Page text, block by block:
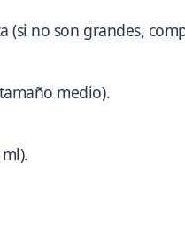
(si no son grandes,
medio).